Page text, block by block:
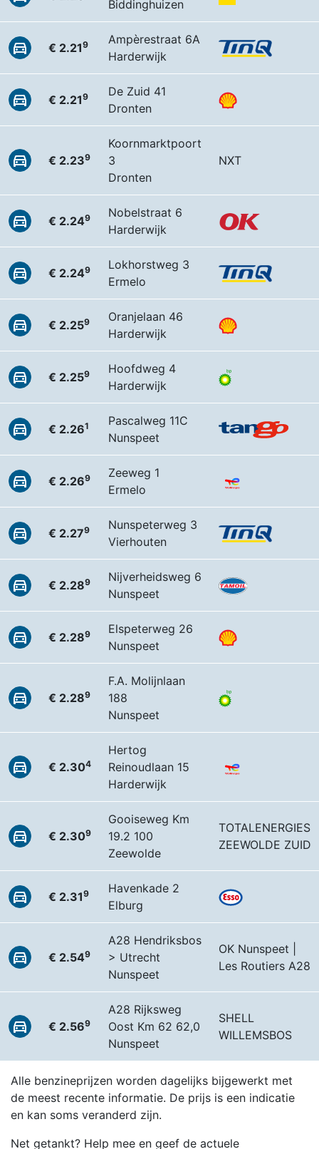
Biddinghuizen
€ 2.219
Ampèrestraat 6A
Harderwijk
€ 2.219
De Zuid 41
Dronten
€ 2.239
Koornmarktpoort
3
Dronten
NXT
€ 2.249
Nobelstraat 6
Harderwijk
€ 2.249
Lokhorstweg 3
Ermelo
€ 2.259
Oranjelaan 46
Harderwijk
€ 2.259
Hoofdweg 4
Harderwijk
€ 2.261
Pascalweg 11C
Nunspeet
€ 2.269
Zeeweg 1
Ermelo
€ 2.279
Nunspeterweg 3
Vierhouten
€ 2.289
Nijverheidsweg 6
Nunspeet
€ 2.289
Elspeterweg 26
Nunspeet
€ 2.289
F.A. Molijnlaan
188
Nunspeet
€ 2.304
Hertog
Reinoudlaan 15
Harderwijk
€ 2.309
Gooiseweg Km
19.2 100
Zeewolde
TOTALENERGIES
ZEEWOLDE ZUID
€ 2.319
Havenkade 2
Elburg
€ 2.549
A28 Hendriksbos
> Utrecht
Nunspeet
OK Nunspeet |
Les Routiers A28
€ 2.569
A28 Rijksweg
Oost Km 62 62,0
Nunspeet
SHELL
WILLEMSBOS
Alle benzineprijzen worden dagelijks bijgewerkt met
de meest recente informatie. De prijs is een indicatie
en kan soms veranderd zijn.
Net getankt? Help mee en geef de actuele